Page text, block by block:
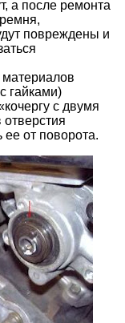
а после ремонта
повреждены и
гайками)
с двумя
ее от поворота.